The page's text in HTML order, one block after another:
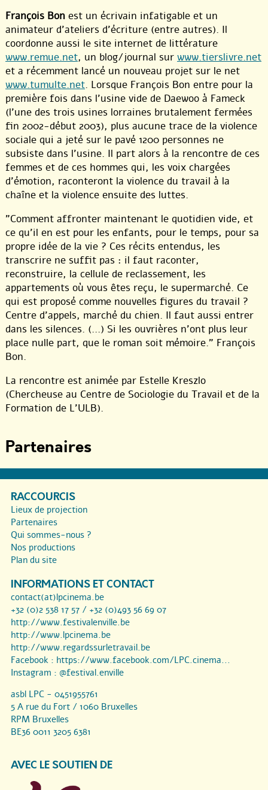
François Bon est un écrivain infatigable et un
animateur d’ateliers d’écriture (entre autres). Il
coordonne aussi le site internet de littérature
www.remue.net, un blog/journal sur www.tierslivre.net
et a récemment lancé un nouveau projet sur le net
www.tumulte.net. Lorsque François Bon entre pour la
première fois dans l’usine vide de Daewoo à Fameck
(l’une des trois usines lorraines brutalement fermées
fin 2002-début 2003), plus aucune trace de la violence
sociale qui a jeté sur le pavé 1200 personnes ne
subsiste dans l’usine. Il part alors à la rencontre de ces
femmes et de ces hommes qui, les voix chargées
d’émotion, raconteront la violence du travail à la
chaîne et la violence ensuite des luttes.
"Comment affronter maintenant le quotidien vide, et
ce qu’il en est pour les enfants, pour le temps, pour sa
propre idée de la vie ? Ces récits entendus, les
transcrire ne suffit pas : il faut raconter,
reconstruire, la cellule de reclassement, les
appartements où vous êtes reçu, le supermarché. Ce
qui est proposé comme nouvelles figures du travail ?
Centre d’appels, marché du chien. Il faut aussi entrer
dans les silences. (...) Si les ouvrières n’ont plus leur
place nulle part, que le roman soit mémoire." François
Bon.
La rencontre est animée par Estelle Kreszlo
(Chercheuse au Centre de Sociologie du Travail et de la
Formation de L’ULB).
Partenaires
RACCOURCIS
Lieux de projection
Partenaires
Qui sommes-nous ?
Nos productions
Plan du site
INFORMATIONS ET CONTACT
contact(at)lpcinema.be
+32 (0)2 538 17 57 / +32 (0)493 56 69 07
http://www.festivalenville.be
http://www.lpcinema.be
http://www.regardssurletravail.be
Facebook : https://www.facebook.com/LPC.cinema...
Instagram : @festival.enville
asbl LPC - 0451955761
5 A rue du Fort / 1060 Bruxelles
RPM Bruxelles
BE36 0011 3205 6381
AVEC LE SOUTIEN DE